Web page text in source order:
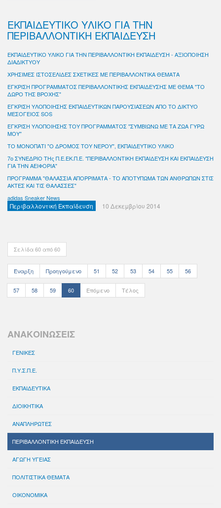
ΕΚΠΑΙΔΕΥΤΙΚΟ ΥΛΙΚΟ ΓΙΑ ΤΗΝ
ΠΕΡΙΒΑΛΛΟΝΤΙΚΗ ΕΚΠΑΙΔΕΥΣΗ
ΕΚΠΑΙΔΕΥΤΙΚΟ ΥΛΙΚΟ ΓΙΑ ΤΗΝ ΠΕΡΙΒΑΛΛΟΝΤΙΚΗ ΕΚΠΑΙΔΕΥΣΗ - ΑΞΙΟΠΟΙΗΣΗ
ΔΙΑΔΙΚΤΥΟΥ
ΧΡΗΣΙΜΕΣ ΙΣΤΟΣΕΛΙΔΕΣ ΣΧΕΤΙΚΕΣ ΜΕ ΠΕΡΙΒΑΛΛΟΝΤΙΚΑ ΘΕΜΑΤΑ
ΕΓΚΡΙΣΗ ΠΡΟΓΡΑΜΜΑΤΟΣ ΠΕΡΙΒΑΛΛΟΝΤΙΚΗΣ ΕΚΠΑΙΔΕΥΣΗΣ ΜΕ ΘΕΜΑ "ΤΟ
ΔΩΡΟ ΤΗΣ ΒΡΟΧΗΣ"
ΕΓΚΡΙΣΗ ΥΛΟΠΟΙΗΣΗΣ ΕΚΠΑΙΔΕΥΤΙΚΩΝ ΠΑΡΟΥΣΙΑΣΕΩΝ ΑΠΟ ΤΟ ΔΙΚΤΥΟ
ΜΕΣΟΓΕΙΟΣ SOS
ΕΓΚΡΙΣΗ ΥΛΟΠΟΙΗΣΗΣ ΤΟΥ ΠΡΟΓΡΑΜΜΑΤΟΣ "ΣΥΜΒΙΩΝΩ ΜΕ ΤΑ ΖΩΑ ΓΥΡΩ
ΜΟΥ"
ΤΟ ΜΟΝΟΠΑΤΙ "Ο ΔΡΟΜΟΣ ΤΟΥ ΝΕΡΟΥ", ΕΚΠΑΙΔΕΥΤΙΚΟ ΥΛΙΚΟ
7ο ΣΥΝΕΔΡΙΟ ΤΗς Π.Ε.ΕΚ.Π.Ε. "ΠΕΡΙΒΑΛΛΟΝΤΙΚΗ ΕΚΠΑΙΔΕΥΣΗ ΚΑΙ ΕΚΠΑΙΔΕΥΣΗ
ΓΙΑ ΤΗΝ ΑΕΙΦΟΡΙΑ"
ΠΡΟΓΡΑΜΜΑ "ΘΑΛΑΣΣΙΑ ΑΠΟΡΡΙΜΑΤΑ - ΤΟ ΑΠΟΤΥΠΩΜΑ ΤΩΝ ΑΝΘΡΩΠΩΝ ΣΤΙΣ
ΑΚΤΕΣ ΚΑΙ ΤΙΣ ΘΑΛΑΣΣΕΣ"
adidas Sneaker News
Περιβαλλοντική Εκπαίδευση 10 Δεκεμβρίου 2014
Σελίδα 60 από 60
Έναρξη Προηγούμενο 51 52 53 54 55 56
57 58 59 60 Επόμενο Τέλος
ΑΝΑΚΟΙΝΩΣΕΙΣ
ΓΕΝΙΚΕΣ
Π.Υ.Σ.Π.Ε.
ΕΚΠΑΙΔΕΥΤΙΚΑ
ΔΙΟΙΚΗΤΙΚΑ
ΑΝΑΠΛΗΡΩΤΕΣ
ΠΕΡΙΒΑΛΛΟΝΤΙΚΗ ΕΚΠΑΙΔΕΥΣΗ
ΑΓΩΓΗ ΥΓΕΙΑΣ
ΠΟΛΙΤΙΣΤΙΚΑ ΘΕΜΑΤΑ
ΟΙΚΟΝΟΜΙΚΑ